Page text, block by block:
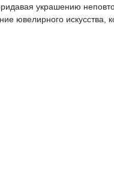
украшению
ювелирного искусства,